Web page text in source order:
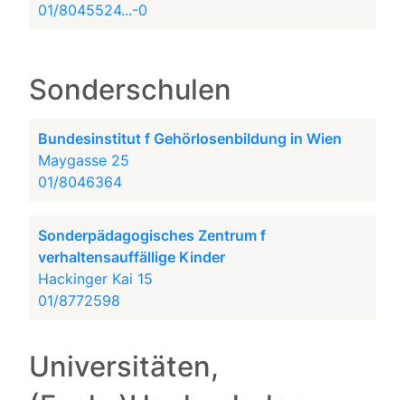
01/8045524...-0
Sonderschulen
Bundesinstitut f Gehörlosenbildung in Wien
Maygasse 25
01/8046364
Sonderpädagogisches Zentrum f
verhaltensauffällige Kinder
Hackinger Kai 15
01/8772598
Universitäten,